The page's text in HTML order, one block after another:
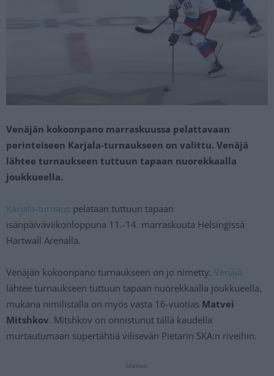
Venäjän kokoonpano marraskuussa pelattavaan
perinteiseen Karjala-turnaukseen on valittu. Venäjä
lähtee turnaukseen tuttuun tapaan nuorekkaalla
joukkueella.
Karjala-turnaus pelataan tuttuun tapaan
isänpäiväviikonloppuna 11.-14. marraskuuta Helsingissä
Hartwall Arenalla.
Venäjän kokoonpano turnaukseen on jo nimetty. Venäjä
lähtee turnaukseen tuttuun tapaan nuorekkaalla joukkueella,
mukana nimilistalla on myös vasta 16-vuotias Matvei
Mitshkov. Mitshkov on onnistunut tällä kaudella
murtautumaan supertähtiä vilisevän Pietarin SKA:n riveihin.
Mainos: